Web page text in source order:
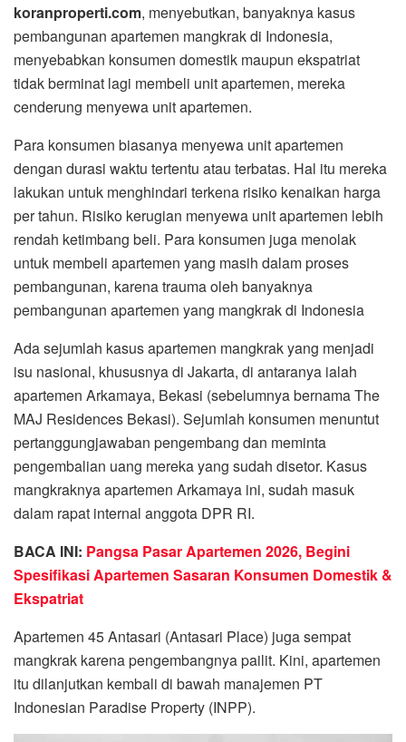
koranproperti.com, menyebutkan, banyaknya kasus
pembangunan apartemen mangkrak di Indonesia,
menyebabkan konsumen domestik maupun ekspatriat
tidak berminat lagi membeli unit apartemen, mereka
cenderung menyewa unit apartemen.
Para konsumen biasanya menyewa unit apartemen
dengan durasi waktu tertentu atau terbatas. Hal itu mereka
lakukan untuk menghindari terkena risiko kenaikan harga
per tahun. Risiko kerugian menyewa unit apartemen lebih
rendah ketimbang beli. Para konsumen juga menolak
untuk membeli apartemen yang masih dalam proses
pembangunan, karena trauma oleh banyaknya
pembangunan apartemen yang mangkrak di Indonesia
Ada sejumlah kasus apartemen mangkrak yang menjadi
isu nasional, khususnya di Jakarta, di antaranya ialah
apartemen Arkamaya, Bekasi (sebelumnya bernama The
MAJ Residences Bekasi). Sejumlah konsumen menuntut
pertanggungjawaban pengembang dan meminta
pengembalian uang mereka yang sudah disetor. Kasus
mangkraknya apartemen Arkamaya ini, sudah masuk
dalam rapat internal anggota DPR RI.
BACA INI: Pangsa Pasar Apartemen 2026, Begini
Spesifikasi Apartemen Sasaran Konsumen Domestik &
Ekspatriat
Apartemen 45 Antasari (Antasari Place) juga sempat
mangkrak karena pengembangnya pailit. Kini, apartemen
itu dilanjutkan kembali di bawah manajemen PT
Indonesian Paradise Property (INPP).